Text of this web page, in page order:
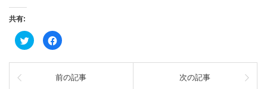
共有:
ク
リ
Facebook
で
る
に
前の記事 次の記事